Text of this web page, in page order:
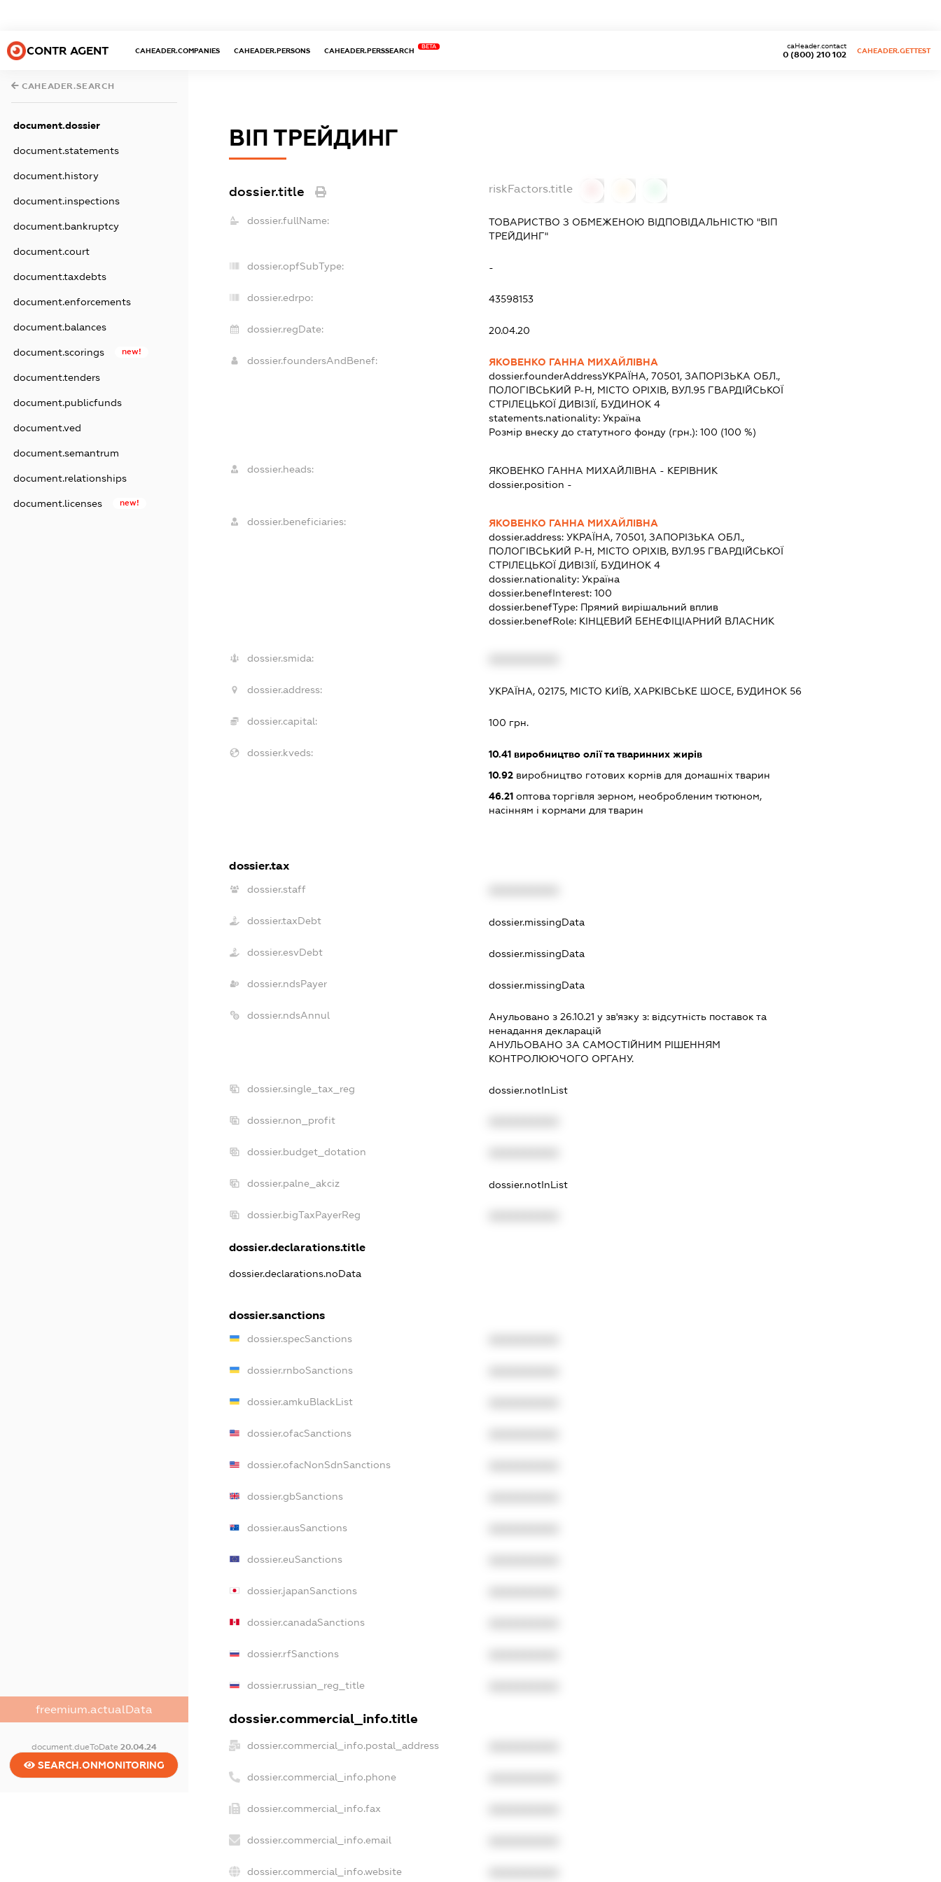
CONTR AGENT CAHEADER.COMPANIES CAHEADER.PERSONS CAHEADER.PERSSEARCH
BETA
0 (800) 210 102
caHeader.contact
CAHEADER.GETTEST
CAHEADER.SEARCH
document.dossier
document.statements
document.history
document.inspections
document.bankruptcy
document.court
document.taxdebts
document.enforcements
document.balances
document.scorings new!
document.tenders
document.publicfunds
document.ved
document.semantrum
document.relationships
document.licenses new!
freemium.actualData
document.dueToDate 20.04.24
SEARCH.ONMONITORING
ВІП ТРЕЙДИНГ
dossier.title riskFactors.title
dossier.fullName:
ТОВАРИСТВО З ОБМЕЖЕНОЮ ВІДПОВІДАЛЬНІСТЮ "ВІП
ТРЕЙДИНГ"
dossier.opfSubType: -
dossier.edrpo: 43598153
dossier.regDate: 20.04.20
dossier.foundersAndBenef:
ЯКОВЕНКО ГАННА МИХАЙЛІВНА
dossier.founderAddressУКРАЇНА, 70501, ЗАПОРІЗЬКА ОБЛ.,
ПОЛОГІВСЬКИЙ Р-Н, МІСТО ОРІХІВ, ВУЛ.95 ГВАРДІЙСЬКОЇ
СТРІЛЕЦЬКОЇ ДИВІЗІЇ, БУДИНОК 4
statements.nationality: Україна
Розмір внеску до статутного фонду (грн.): 100 (100 %)
dossier.heads: ЯКОВЕНКО ГАННА МИХАЙЛІВНА - КЕРІВНИК
dossier.position -
dossier.beneficiaries:
ЯКОВЕНКО ГАННА МИХАЙЛІВНА
dossier.address: УКРАЇНА, 70501, ЗАПОРІЗЬКА ОБЛ.,
ПОЛОГІВСЬКИЙ Р-Н, МІСТО ОРІХІВ, ВУЛ.95 ГВАРДІЙСЬКОЇ
СТРІЛЕЦЬКОЇ ДИВІЗІЇ, БУДИНОК 4
dossier.nationality: Україна
dossier.benefInterest: 100
dossier.benefType: Прямий вирішальний вплив
dossier.benefRole: КІНЦЕВИЙ БЕНЕФІЦІАРНИЙ ВЛАСНИК
dossier.smida:
dossier.address: УКРАЇНА, 02175, МІСТО КИЇВ, ХАРКІВСЬКЕ ШОСЕ, БУДИНОК 56
dossier.capital: 100 грн.
dossier.kveds: 10.41виробництво олії та тваринних жирів
10.92виробництво готових кормів для домашніх тварин
46.21оптова торгівля зерном, необробленим тютюном,
насінням і кормами для тварин
dossier.tax
dossier.staff
dossier.taxDebt dossier.missingData
dossier.esvDebt dossier.missingData
dossier.ndsPayer dossier.missingData
dossier.ndsAnnul Анульовано з 26.10.21 у зв'язку з: вiдсутнiсть поставок та
ненадання декларацiй
АНУЛЬОВАНО ЗА САМОСТIЙНИМ РIШЕННЯМ
КОНТРОЛЮЮЧОГО ОРГАНУ.
dossier.single_tax_reg dossier.notInList
dossier.non_profit
dossier.budget_dotation
dossier.palne_akciz dossier.notInList
dossier.bigTaxPayerReg
dossier.declarations.title
dossier.declarations.noData
dossier.sanctions
dossier.specSanctions
dossier.rnboSanctions
dossier.amkuBlackList
dossier.ofacSanctions
dossier.ofacNonSdnSanctions
dossier.gbSanctions
dossier.ausSanctions
dossier.euSanctions
dossier.japanSanctions
dossier.canadaSanctions
dossier.rfSanctions
dossier.russian_reg_title
dossier.commercial_info.title
dossier.commercial_info.postal_address
dossier.commercial_info.phone
dossier.commercial_info.fax
dossier.commercial_info.email
dossier.commercial_info.website